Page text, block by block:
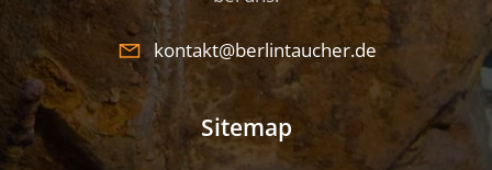
kontakt@berlintaucher.de
Sitemap